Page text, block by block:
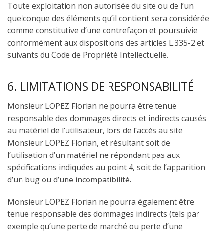
Toute exploitation non autorisée du site ou de l’un
quelconque des éléments qu’il contient sera considérée
comme constitutive d’une contrefaçon et poursuivie
conformément aux dispositions des articles L.335-2 et
suivants du Code de Propriété Intellectuelle.
6. LIMITATIONS DE RESPONSABILITÉ
Monsieur LOPEZ Florian ne pourra être tenue
responsable des dommages directs et indirects causés
au matériel de l’utilisateur, lors de l’accès au site
Monsieur LOPEZ Florian, et résultant soit de
l’utilisation d’un matériel ne répondant pas aux
spécifications indiquées au point 4, soit de l’apparition
d’un bug ou d’une incompatibilité.
Monsieur LOPEZ Florian ne pourra également être
tenue responsable des dommages indirects (tels par
exemple qu’une perte de marché ou perte d’une